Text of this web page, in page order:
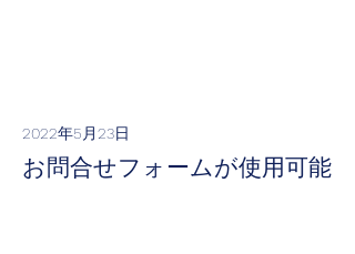
2022年5月23日
お問合せフォームが使用可能